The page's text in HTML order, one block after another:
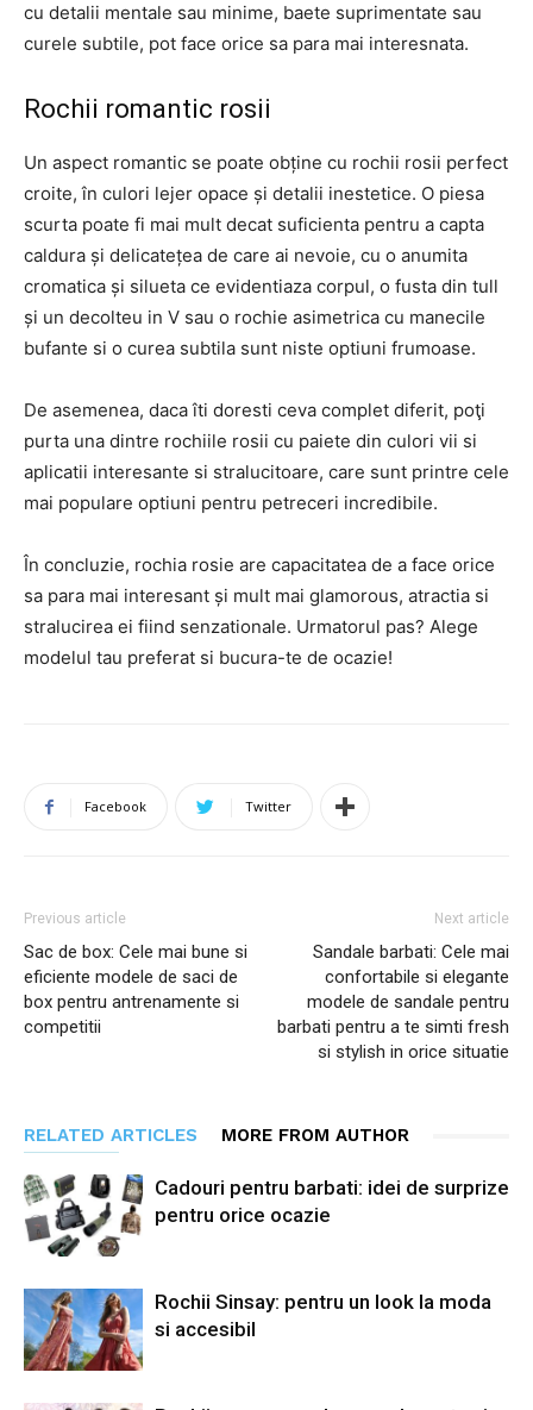
cu detalii mentale sau minime, baete suprimentate sau
curele subtile, pot face orice sa para mai interesnata.
Rochii romantic rosii
Un aspect romantic se poate obține cu rochii rosii perfect
croite, în culori lejer opace și detalii inestetice. O piesa
scurta poate fi mai mult decat suficienta pentru a capta
caldura și delicatețea de care ai nevoie, cu o anumita
cromatica și silueta ce evidentiaza corpul, o fusta din tull
și un decolteu in V sau o rochie asimetrica cu manecile
bufante si o curea subtila sunt niste optiuni frumoase.
De asemenea, daca îti doresti ceva complet diferit, poţi
purta una dintre rochiile rosii cu paiete din culori vii si
aplicatii interesante si stralucitoare, care sunt printre cele
mai populare optiuni pentru petreceri incredibile.
În concluzie, rochia rosie are capacitatea de a face orice
sa para mai interesant și mult mai glamorous, atractia si
stralucirea ei fiind senzationale. Urmatorul pas? Alege
modelul tau preferat si bucura-te de ocazie!
Facebook Twitter
Previous article
Sac de box: Cele mai bune si
eficiente modele de saci de
box pentru antrenamente si
competitii
Next article
Sandale barbati: Cele mai
confortabile si elegante
modele de sandale pentru
barbati pentru a te simti fresh
si stylish in orice situatie
RELATED ARTICLES MORE FROM AUTHOR
Cadouri pentru barbati: idei de surprize
pentru orice ocazie
Rochii Sinsay: pentru un look la moda
si accesibil